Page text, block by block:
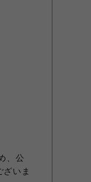
、公
いま